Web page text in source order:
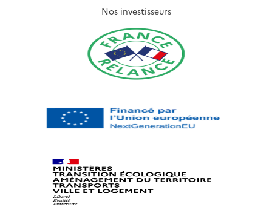
Nos investisseurs